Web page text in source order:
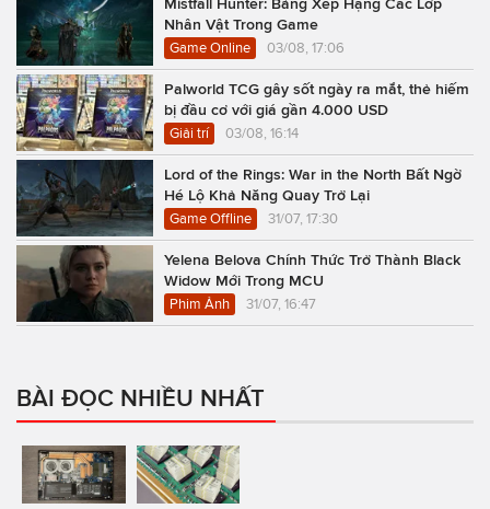
Nhân Vật Trong Game
Game Online 03/08, 17:06
Palworld TCG gây sốt ngày ra mắt, thẻ hiếm
bị đầu cơ với giá gần 4.000 USD
Giải trí 03/08, 16:14
Lord of the Rings: War in the North Bất Ngờ
Hé Lộ Khả Năng Quay Trở Lại
Game Offline 31/07, 17:30
Yelena Belova Chính Thức Trở Thành Black
Widow Mới Trong MCU
Phim Ảnh 31/07, 16:47
BÀI ĐỌC NHIỀU NHẤT